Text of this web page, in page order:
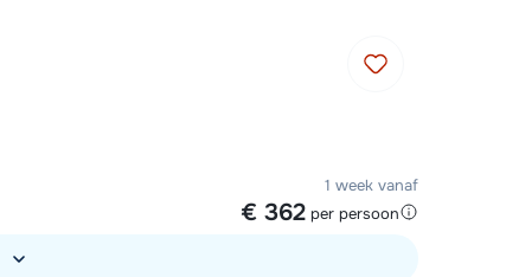
1 week vanaf
€ 362 per persoon